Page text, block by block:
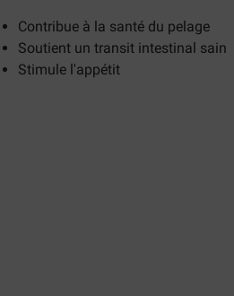
Contribue à la santé du pelage
Soutient un transit intestinal sain
Stimule l'appétit